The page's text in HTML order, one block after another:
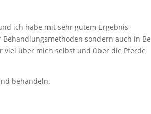
ich habe mit sehr gutem Ergebnis
sondern auch in
viel über mich selbst und über die Pferde
behandeln.